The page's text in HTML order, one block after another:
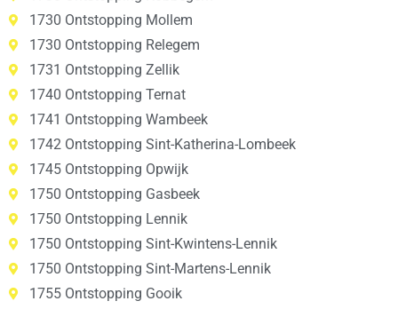
1730 Ontstopping Mollem
1730 Ontstopping Relegem
1731 Ontstopping Zellik
1740 Ontstopping Ternat
1741 Ontstopping Wambeek
1742 Ontstopping Sint-Katherina-Lombeek
1745 Ontstopping Opwijk
1750 Ontstopping Gasbeek
1750 Ontstopping Lennik
1750 Ontstopping Sint-Kwintens-Lennik
1750 Ontstopping Sint-Martens-Lennik
1755 Ontstopping Gooik